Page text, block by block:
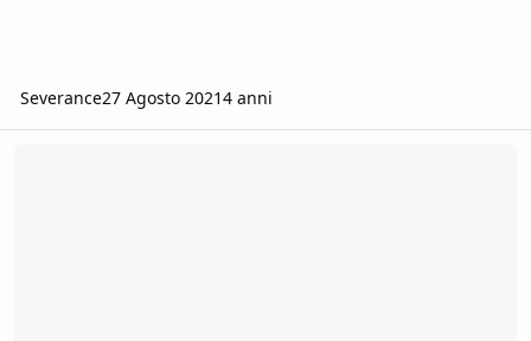
Severance27 Agosto 20214 anni